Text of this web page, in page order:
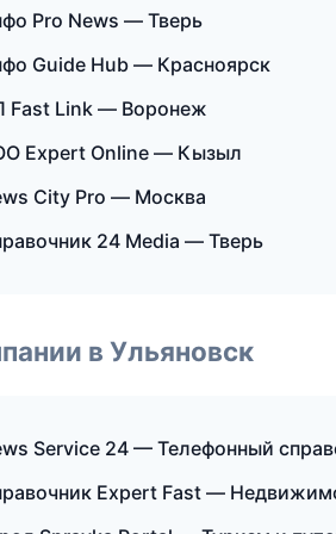
Pro News — Тверь
Guide Hub — Красноярск
Fast Link — Воронеж
Expert Online — Кызыл
City Pro — Москва
24 Media — Тверь
в Ульяновск
Service 24 — Телефонный
Expert Fast —